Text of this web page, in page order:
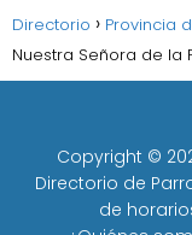
Directorio Provincia
Nuestra Señora de la
Copyright ©
Directorio de
de